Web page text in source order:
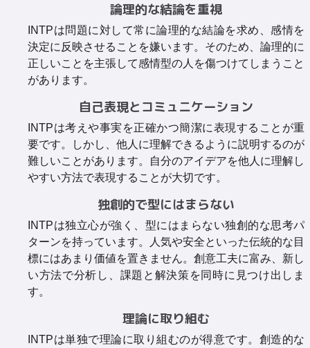
論理的な結論を重視
INTPは問題に対して常に論理的な結論を求め、感情を
決定に反映させることを嫌います。そのため、論理的に
正しいことを主張して感情型の人を傷つけてしまうこと
があります。
自己表現とコミュニケーション
INTPは考えや事実を正確かつ簡潔に表現することが重
要です。しかし、他人に理解できるように説明するのが
難しいことがあります。自分のアイデアを他人に理解し
やすい方法で表現することが大切です。
独創的で型にはまらない
INTPは独立心が強く、型にはまらない独創的な思考パ
ターンを持っています。人気や安全といった伝統的な目
標にはあまり価値を置きません。創意工夫に富み、新し
い方法で分析し、課題と解決策を同時に見つけ出しま
す。
理論に取り組む
INTPは単独で理論に取り組むのが得意です。創造的な